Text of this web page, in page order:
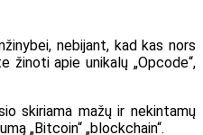
nebijant, kad kas nors
žinoti apie unikalų „Opcode“,
skiriama mažų ir nekintamų
„Bitcoin“ „blockchain“.